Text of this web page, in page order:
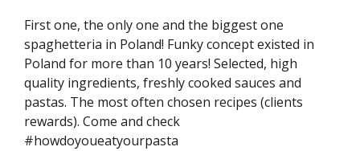
First one, the only one and the biggest one
spaghetteria in Poland! Funky concept existed in
Poland for more than 10 years! Selected, high
quality ingredients, freshly cooked sauces and
pastas. The most often chosen recipes (clients
rewards). Come and check
#howdoyoueatyourpasta